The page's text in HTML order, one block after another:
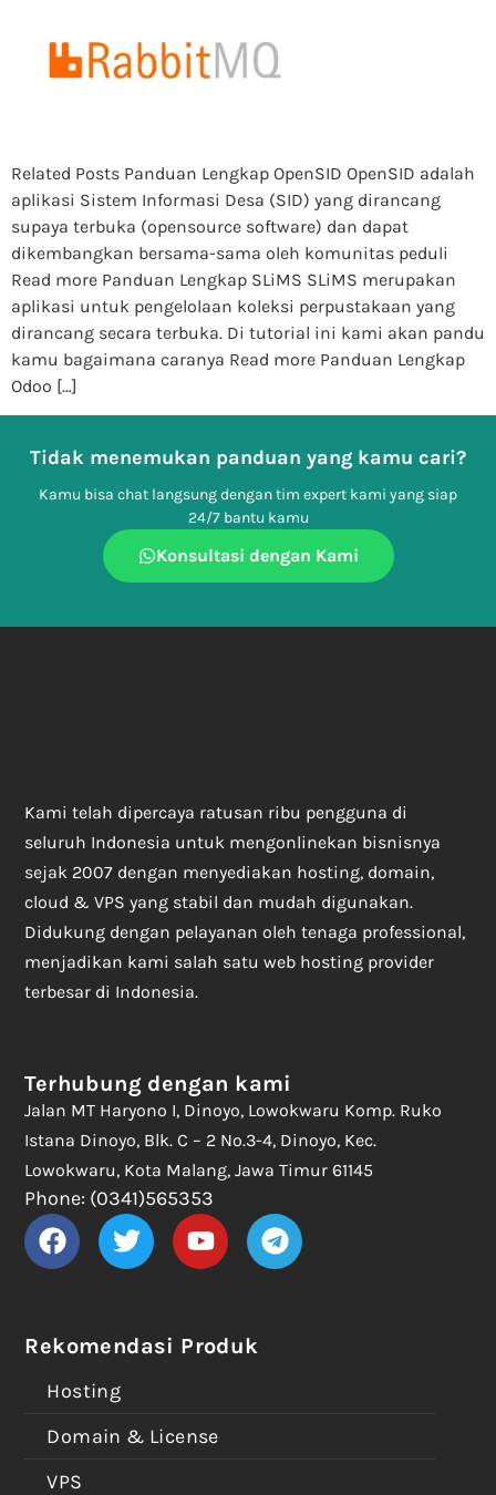
Related Posts Panduan Lengkap OpenSID OpenSID adalah
aplikasi Sistem Informasi Desa (SID) yang dirancang
supaya terbuka (opensource software) dan dapat
dikembangkan bersama-sama oleh komunitas peduli
Read more Panduan Lengkap SLiMS SLiMS merupakan
aplikasi untuk pengelolaan koleksi perpustakaan yang
dirancang secara terbuka. Di tutorial ini kami akan pandu
kamu bagaimana caranya Read more Panduan Lengkap
Odoo […]
Tidak menemukan panduan yang kamu cari?
Kamu bisa chat langsung dengan tim expert kami yang siap
24/7 bantu kamu
Konsultasi dengan Kami
Kami telah dipercaya ratusan ribu pengguna di
seluruh Indonesia untuk mengonlinekan bisnisnya
sejak 2007 dengan menyediakan hosting, domain,
cloud & VPS yang stabil dan mudah digunakan.
Didukung dengan pelayanan oleh tenaga professional,
menjadikan kami salah satu web hosting provider
terbesar di Indonesia.
Rekomendasi Produk
Hosting
Domain & License
VPS
Terhubung dengan kami
Jalan MT Haryono I, Dinoyo, Lowokwaru Komp. Ruko
Istana Dinoyo, Blk. C – 2 No.3-4, Dinoyo, Kec.
Lowokwaru, Kota Malang, Jawa Timur 61145
Phone: (0341)565353